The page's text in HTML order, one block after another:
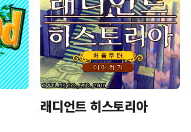
래디언트 히스토리아